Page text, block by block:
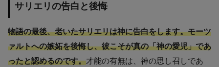
サリエリの告白と後悔
物語の最後、老いたサリエリは神に告白をします。モーツ
ァルトへの嫉妬を後悔し、彼こそが真の「神の愛児」であ
ったと認めるのです。才能の有無は、神の思し召しであ